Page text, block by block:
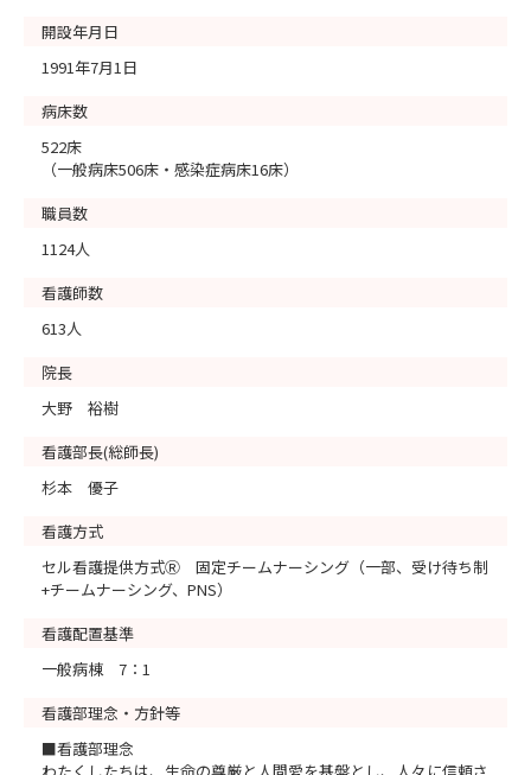
開設年月日
1991年7月1日
病床数
522床
（一般病床506床・感染症病床16床）
職員数
1124人
看護師数
613人
院長
大野 裕樹
看護部長(総師長)
杉本 優子
看護方式
セル看護提供方式Ⓡ 固定チームナーシング（一部、受け待ち制
+チームナーシング、PNS）
看護配置基準
一般病棟 7：1
看護部理念・方針等
■看護部理念